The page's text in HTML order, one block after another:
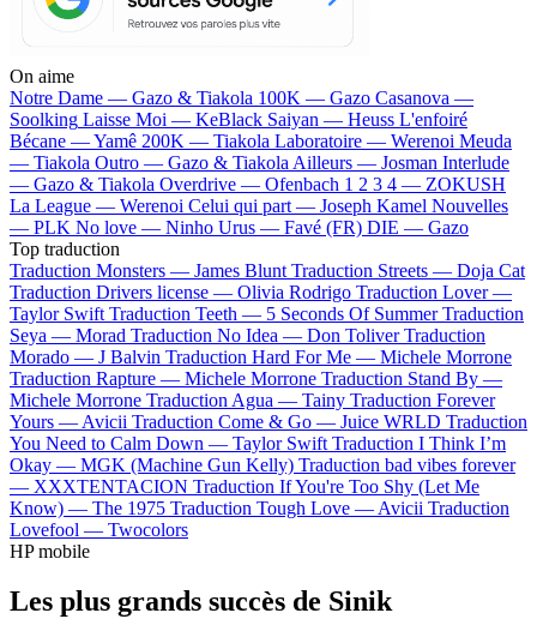
On aime
Notre Dame — Gazo & Tiakola 100K — Gazo Casanova —
Soolking Laisse Moi — KeBlack Saiyan — Heuss L'enfoiré
Bécane —Yamê 200K — Tiakola Laboratoire — Werenoi Meuda
— Tiakola Outro — Gazo & Tiakola Ailleurs — Josman Interlude
— Gazo & Tiakola Overdrive — Ofenbach 1 2 3 4 — ZOKUSH
La League — Werenoi Celui qui part — Joseph Kamel Nouvelles
— PLK No love — Ninho Urus — Favé (FR) DIE — Gazo
Top traduction
Traduction Monsters — James Blunt Traduction Streets — Doja Cat
Traduction Drivers license — Olivia Rodrigo Traduction Lover —
Taylor Swift Traduction Teeth — 5 Seconds Of Summer Traduction
Seya — Morad Traduction No Idea — Don Toliver Traduction
Morado — J Balvin Traduction Hard For Me — Michele Morrone
Traduction Rapture — Michele Morrone Traduction Stand By —
Michele Morrone Traduction Agua — Tainy Traduction Forever
Yours — Avicii Traduction Come & Go — Juice WRLD Traduction
You Need to Calm Down — Taylor Swift Traduction I Think I’m
Okay — MGK (Machine Gun Kelly) Traduction bad vibes forever
— XXXTENTACION Traduction If You're Too Shy (Let Me
Know) — The 1975 Traduction Tough Love — Avicii Traduction
Lovefool — Twocolors
HP mobile
Les plus grands succès de Sinik